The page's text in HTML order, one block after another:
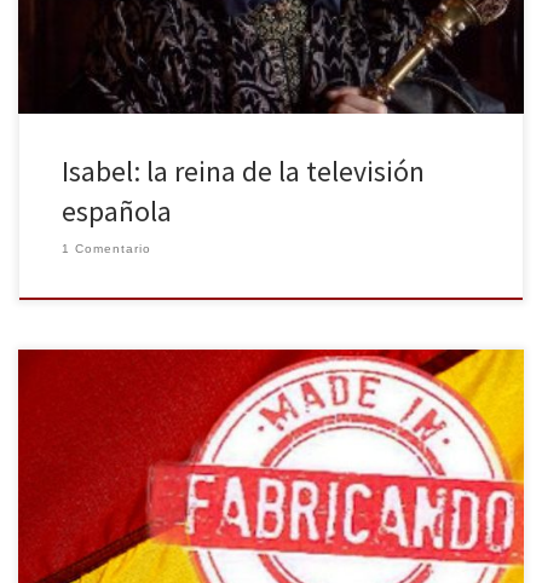
fin del reinado de […]
Isabel: la reina de la televisión
española
1 Comentario
Todo lo que implique el término “español” en la producción
cinematográfica o televisiva conlleva una controversia en cuanto a
factura y calidad. Esta semana en La Huella Digital repasamos y
defendemos, a través de sus cabeceras, las series de televisión
española. Con el reciente renacer de las series americanas de […]